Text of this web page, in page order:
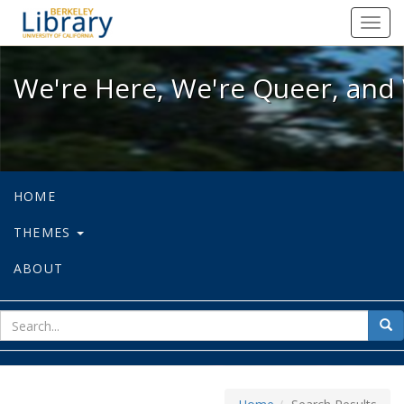
We're Here, We're Queer, and
We're Here, We're Queer,
HOME
THEMES
ABOUT
for